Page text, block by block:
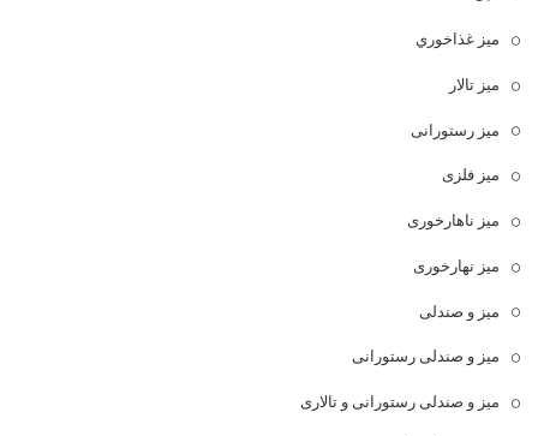
ميز غذاخوري
میز تالار
میز رستورانی
میز فلزی
میز ناهارخوری
میز نهارخوری
میز و صندلی
میز و صندلی رستورانی
میز و صندلی رستورانی و تالاری